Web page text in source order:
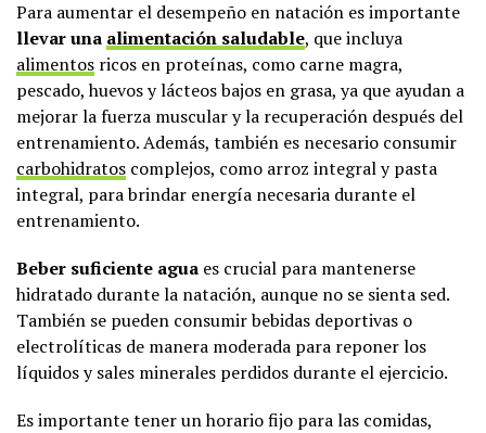
Para aumentar el desempeño en natación es importante
llevar una alimentación saludable, que incluya
alimentos ricos en proteínas, como carne magra,
pescado, huevos y lácteos bajos en grasa, ya que ayudan a
mejorar la fuerza muscular y la recuperación después del
entrenamiento. Además, también es necesario consumir
carbohidratos complejos, como arroz integral y pasta
integral, para brindar energía necesaria durante el
entrenamiento.
Beber suficiente agua es crucial para mantenerse
hidratado durante la natación, aunque no se sienta sed.
También se pueden consumir bebidas deportivas o
electrolíticas de manera moderada para reponer los
líquidos y sales minerales perdidos durante el ejercicio.
Es importante tener un horario fijo para las comidas,